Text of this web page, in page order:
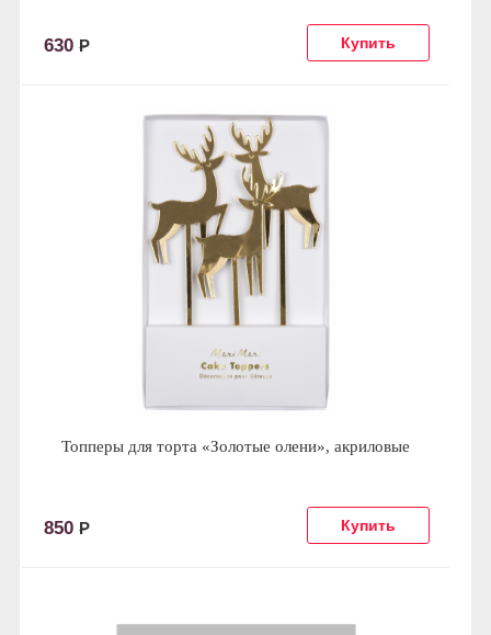
630 Р
Топперы для торта «Золотые олени», акриловые
850 Р